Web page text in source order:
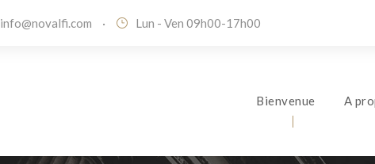
info@novalfi.com · Lun - Ven 09h00-17h00
Bienvenue A